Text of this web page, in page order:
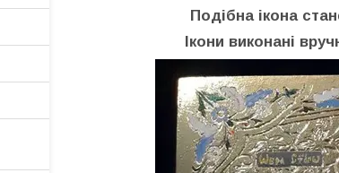
Подібна ікона
Ікони виконані